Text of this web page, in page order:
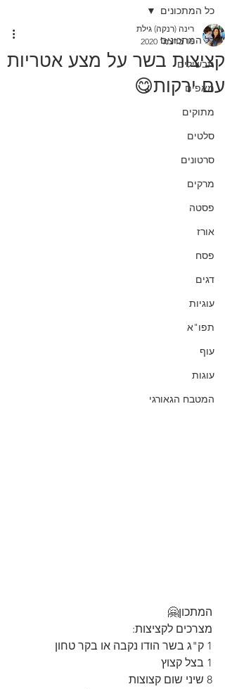
כל המתכונים
תבשילים
מאפים
מתוקים
סלטים
סרטונים
מרקים
פסטה
אורז
פסח
דגים
עוגיות
תפו"א
עוף
עוגות
המטבח הגאורגי
כל המתכונים
קציצות בשר על מצע אטריות
עם ירקות😋
רינה (רנקה) גילת
16 בדצמ׳ 2020
המתכון🤗
מצרכים לקציצות:
1 ק"ג בשר הודו נקבה או בקר טחון
1 בצל קצוץ
8 שיני שום קצוצות